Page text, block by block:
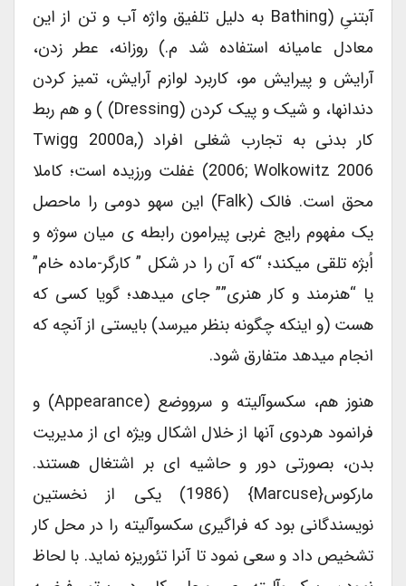
آبتنیِ (bathing به دلیل تلفیق واژه آب و تن از این
معادل عامیانه استفاده شد م.) روزانه، عطر زدن،
آرایش و پیرایش مو، کاربرد لوازم آرایش، تمیز کردن
دندانها، و شیک و پیک کردن (dressing) ) و هم ربط
کار بدنی به تجارب شغلی افراد (Twigg 2000a,
2006; Wolkowitz 2006) غفلت ورزیده است؛ کاملا
محق است. فالک (Falk) این سهو دومی را ماحصل
یک مفهوم رایج غربی پیرامون رابطه ی میان سوژه و
اُبژه تلقی میکند؛ “که آن را در شکل ” کارگر-ماده خام”
یا “هنرمند و کار هنری”” جای میدهد؛ گویا کسی که
هست (و اینکه چگونه بنظر میرسد) بایستی از آنچه که
انجام میدهد متفارق شود.
هنوز هم، سکسوآلیته و سرووضع (appearance) و
فرانمود هردوی آنها از خلال اشکال ویژه ای از مدیریت
بدن، بصورتی دور و حاشیه ای بر اشتغال هستند.
مارکوس{Marcuse} (1986) یکی از نخستین
نویسندگانی بود که فراگیری سکسوآلیته را در محل کار
تشخیص داد و سعی نمود تا آنرا تئوریزه نماید. با لحاظ